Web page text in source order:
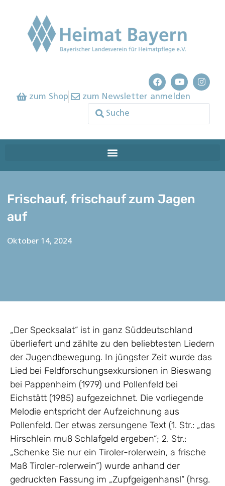
zum Shop zum Newsletter anmelden
Frischauf, frischauf zum Jagen
auf
Oktober 14, 2024
„Der Specksalat“ ist in ganz Süddeutschland
überliefert und zählte zu den beliebtesten Liedern
der Jugendbewegung. In jüngster Zeit wurde das
Lied bei Feldforschungsexkursionen in Bieswang
bei Pappenheim (1979) und Pollenfeld bei
Eichstätt (1985) aufgezeichnet. Die vorliegende
Melodie entspricht der Aufzeichnung aus
Pollenfeld. Der etwas zersungene Text (1. Str.: „das
Hirschlein muß Schlafgeld ergeben“; 2. Str.:
„Schenke Sie nur ein Tiroler-rolerwein, a frische
Maß Tiroler-rolerwein“) wurde anhand der
gedruckten Fassung im „Zupfgeigenhansl“ (hrsg.